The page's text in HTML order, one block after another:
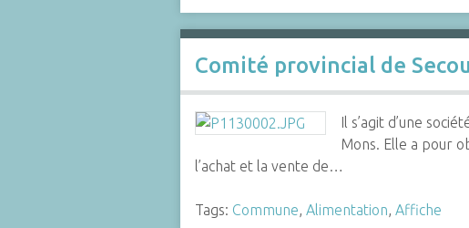
Comité provincial de
Il s’agit d’une
Mons. Elle a pour
l’achat et la vente de…
Tags: Commune, Alimentation, Affiche